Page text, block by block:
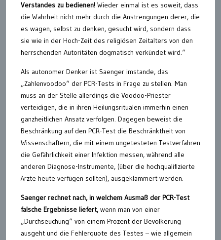
Verstandes zu bedienen! Wieder einmal ist es soweit, dass
die Wahrheit nicht mehr durch die Anstrengungen derer, die
es wagen, selbst zu denken, gesucht wird, sondern dass
sie wie in der Hoch-Zeit des religiösen Zeitalters von den
herrschenden Autoritäten dogmatisch verkündet wird.“
Als autonomer Denker ist Saenger imstande, das
„Zahlenvoodoo“ der PCR-Tests in Frage zu stellen. Man
muss an der Stelle allerdings die Voodoo-Priester
verteidigen, die in ihren Heilungsritualen immerhin einen
ganzheitlichen Ansatz verfolgen. Dagegen beweist die
Beschränkung auf den PCR-Test die Beschränktheit von
Wissenschaftern, die mit einem ungetesteten Testverfahren
die Gefährlichkeit einer Infektion messen, während alle
anderen Diagnose-Instrumente, (über die hochqualifizierte
Ärzte heute verfügen sollten), ausgeklammert werden.
Saenger rechnet nach, in welchem Ausmaß der PCR-Test
falsche Ergebnisse liefert,wenn man von einer
„Durchseuchung“ von einem Prozent der Bevölkerung
ausgeht und die Fehlerquote des Testes – wie allgemein